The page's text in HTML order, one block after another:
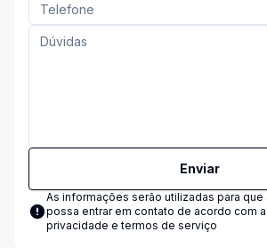
Enviar
As informações serão utilizadas para que
possa entrar em contato de acordo com a
privacidade e termos de serviço